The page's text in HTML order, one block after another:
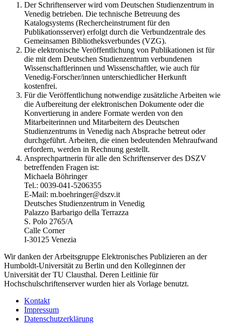
Der Schriftenserver wird vom Deutschen Studienzentrum in
Venedig betrieben. Die technische Betreuung des
Katalogsystems (Rechercheinstrument für den
Publikationsserver) erfolgt durch die Verbundzentrale des
Gemeinsamen Bibliotheksverbundes (VZG).
Die elektronische Veröffentlichung von Publikationen ist für
die mit dem Deutschen Studienzentrum verbundenen
Wissenschaftlerinnen und Wissenschaftler, wie auch für
Venedig-Forscher/innen unterschiedlicher Herkunft
kostenfrei.
Für die Veröffentlichung notwendige zusätzliche Arbeiten wie
die Aufbereitung der elektronischen Dokumente oder die
Konvertierung in andere Formate werden von den
Mitarbeiterinnen und Mitarbeitern des Deutschen
Studienzentrums in Venedig nach Absprache betreut oder
durchgeführt. Arbeiten, die einen bedeutenden Mehraufwand
erfordern, werden in Rechnung gestellt.
Ansprechpartnerin für alle den Schriftenserver des DSZV
betreffenden Fragen ist:
Michaela Böhringer
Tel.: 0039-041-5206355
E-Mail: m.boehringer@dszv.it
Deutsches Studienzentrum in Venedig
Palazzo Barbarigo della Terrazza
S. Polo 2765/A
Calle Corner
I-30125 Venezia
Wir danken der Arbeitsgruppe Elektronisches Publizieren an der
Humboldt-Universität zu Berlin und den Kolleginnen der
Universität der TU Clausthal. Deren Leitlinie für
Hochschulschriftenserver wurden hier als Vorlage benutzt.
Kontakt
Impressum
Datenschutzerklärung